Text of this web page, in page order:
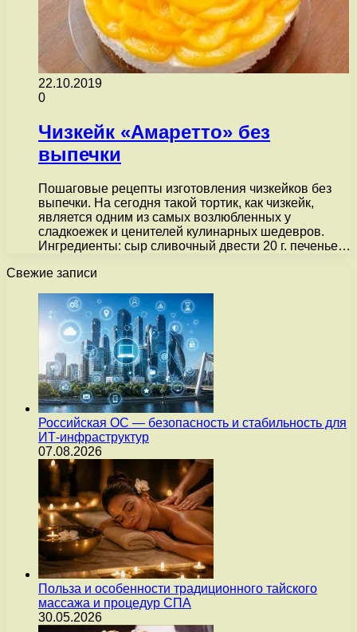
22.10.2019
0
Чизкейк «Амаретто» без
выпечки
Пошаговые рецепты изготовления чизкейков без
выпечки. На сегодня такой тортик, как чизкейк,
является одним из самых возлюбленных у
сладкоежек и ценителей кулинарных шедевров.
Ингредиенты: сыр сливочный двести 20 г. печенье…
Свежие записи
Российская ОС — безопасность и стабильность для
ИТ-инфраструктур
07.08.2026
Польза и особенности традиционного тайского
массажа и процедур СПА
30.05.2026